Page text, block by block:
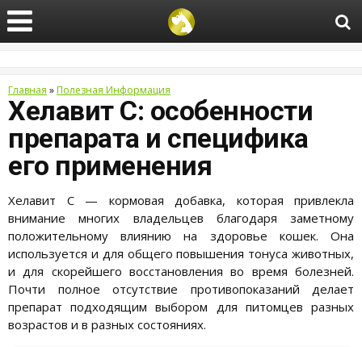
Главная »Полезная Информация
Хелавит С: особенности
препарата и специфика
его применения
Хелавит С — кормовая добавка, которая привлекла
внимание многих владельцев благодаря заметному
положительному влиянию на здоровье кошек. Она
используется и для общего повышения тонуса животных,
и для скорейшего восстановления во время болезней.
Почти полное отсутствие противопоказаний делает
препарат подходящим выбором для питомцев разных
возрастов и в разных состояниях.